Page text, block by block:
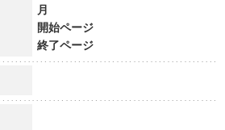
月
開始ページ
終了ページ